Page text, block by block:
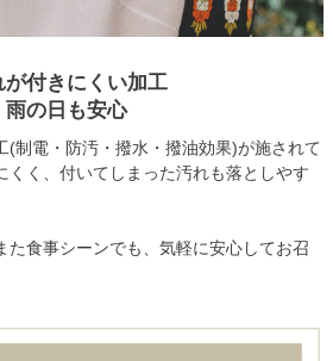
が付きにくい加工
雨の日も安心
(制電・防汚・撥水・撥油効果)が施されて
くく、付いてしまった汚れも落としやす
た食事シーンでも、気軽に安心してお召